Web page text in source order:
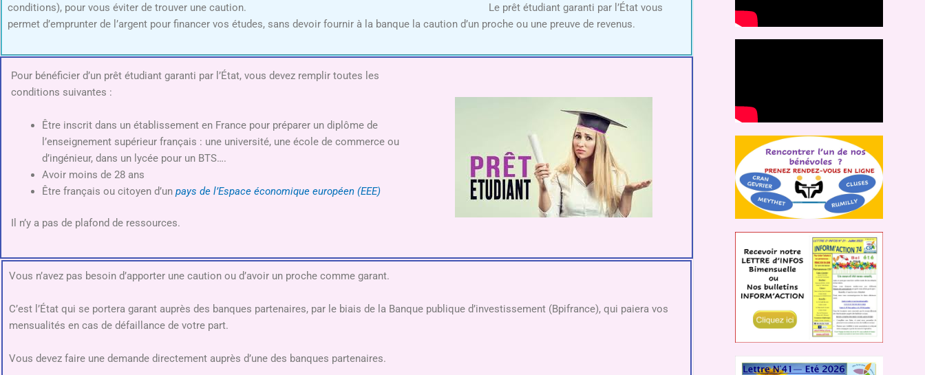
conditions), pour vous éviter de trouver une caution. Le prêt étudiant garanti par l’État vous
permet d’emprunter de l’argent pour financer vos études, sans devoir fournir à la banque la caution d’un proche ou une preuve de revenus.
Pour bénéficier d’un prêt étudiant garanti par l’État, vous devez remplir toutes les
conditions suivantes :
Être inscrit dans un établissement en France pour préparer un diplôme de
l’enseignement supérieur français : une université, une école de commerce ou
d’ingénieur, dans un lycée pour un BTS….
Avoir moins de 28 ans
Être français ou citoyen d’un pays de l’Espace économique européen (EEE)
Il n’y a pas de plafond de ressources.
Vous n’avez pas besoin d’apporter une caution ou d’avoir un proche comme garant.
C’est l’État qui se portera garant auprès des banques partenaires, par le biais de la Banque publique d’investissement (Bpifrance), qui paiera vos
mensualités en cas de défaillance de votre part.
Vous devez faire une demande directement auprès d’une des banques partenaires.